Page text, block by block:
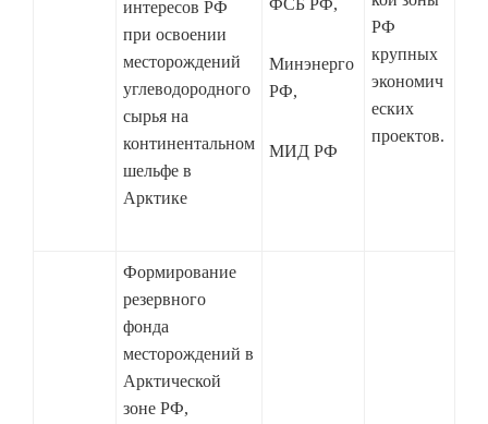
РФ
крупных
экономич
еских
проектов.
интересов РФ
при освоении
месторождений
углеводородного
сырья на
континентальном
шельфе в
Арктике
Минэнерго
РФ,
МИД РФ
Формирование
резервного
фонда
месторождений в
Арктической
зоне РФ,